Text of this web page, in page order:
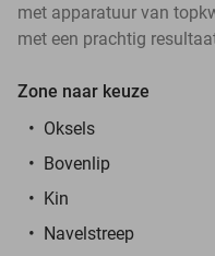
met apparatuur van
met een prachtig
Zone naar keuze
Oksels
Bovenlip
Kin
Navelstreep